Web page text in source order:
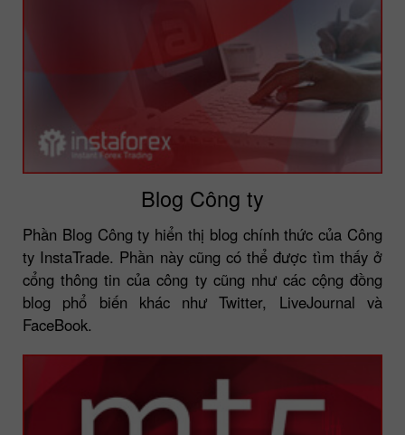
Blog Công ty
Phần Blog Công ty hiển thị blog chính thức của Công
ty InstaTrade. Phần này cũng có thể được tìm thấy ở
cổng thông tin của công ty cũng như các cộng đồng
blog phổ biến khác như Twitter, LiveJournal và
FaceBook.